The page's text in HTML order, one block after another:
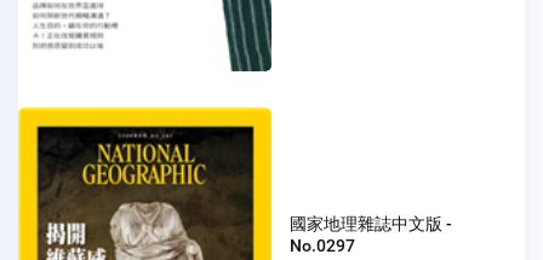
國家地理雜誌中文版 -
No.0297